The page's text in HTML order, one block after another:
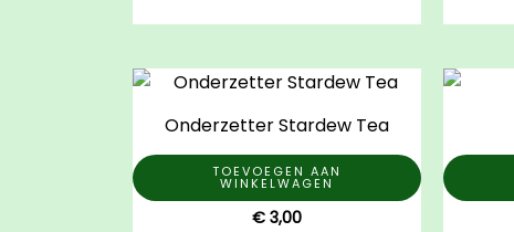
Onderzetter Stardew Tea
TOEVOEGEN AAN
WINKELWAGEN
€ 3,00